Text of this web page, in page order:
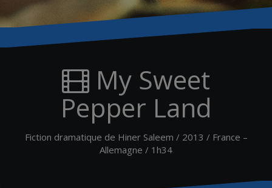
My Sweet
Pepper Land
Fiction dramatique de Hiner Saleem / 2013 / France –
Allemagne / 1h34